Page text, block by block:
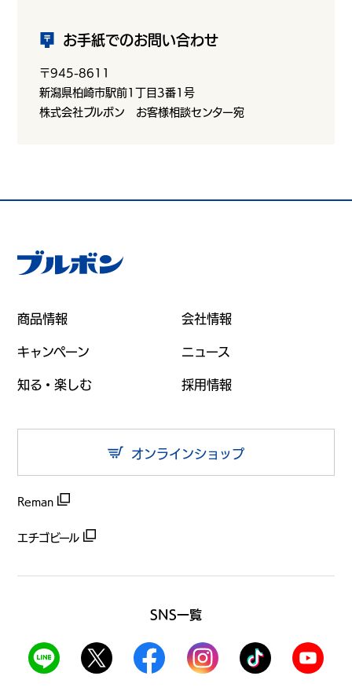
お手紙でのお問い合わせ
〒945-8611
新潟県柏崎市駅前1丁目3番1号
株式会社ブルボン お客様相談センター宛
商品情報 会社情報
キャンペーン ニュース
知る・楽しむ 採用情報
オンラインショップ
Reman
エチゴビール
SNS一覧